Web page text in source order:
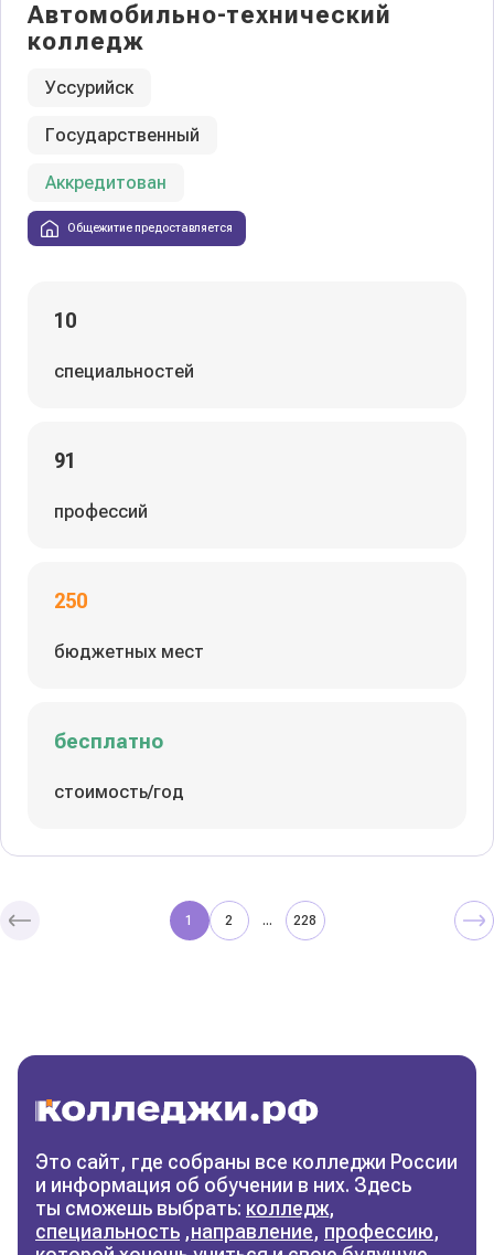
Автомобильно-технический
колледж
Уссурийск
Государственный
Аккредитован
Общежитие предоставляется
10
специальностей
91
профессий
250
бюджетных мест
бесплатно
стоимость/год
колледж
Фильтры
Сбросить фильтры
1 2 ... 228
Это сайт, где собраны все колледжи России
и информация об обучении в них. Здесь
ты сможешь выбрать: колледж,
специальность ,направление, профессию,